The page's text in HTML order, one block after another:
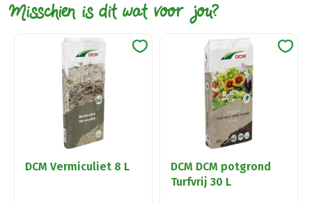
Misschien is dit wat voor jou?
DCM Vermiculiet 8 L
DCM DCM potgrond
Turfvrij 30 L